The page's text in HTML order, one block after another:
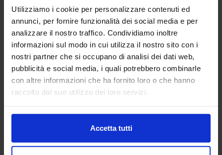
Utilizziamo i cookie per personalizzare contenuti ed
annunci, per fornire funzionalità dei social media e per
analizzare il nostro traffico. Condividiamo inoltre
informazioni sul modo in cui utilizza il nostro sito con i
nostri partner che si occupano di analisi dei dati web,
pubblicità e social media, i quali potrebbero combinarle
con altre informazioni che ha fornito loro o che hanno
raccolto dal suo utilizzo dei loro servizi.
Accetta tutti
CARMINE-IANNONE-
378×420